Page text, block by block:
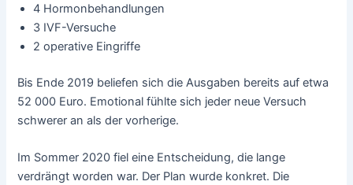
4 Hormonbehandlungen
3 IVF-Versuche
2 operative Eingriffe
Bis Ende 2019 beliefen sich die Ausgaben bereits auf etwa
52 000 Euro. Emotional fühlte sich jeder neue Versuch
schwerer an als der vorherige.
Im Sommer 2020 fiel eine Entscheidung, die lange
verdrängt worden war. Der Plan wurde konkret. Die